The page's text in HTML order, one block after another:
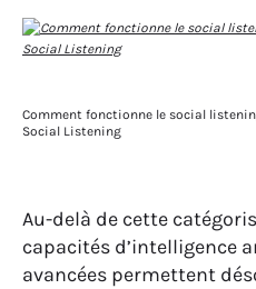
Comment fonctionne le social
Social Listening
Au-delà de cette
capacités d’intelligence
avancées permettent